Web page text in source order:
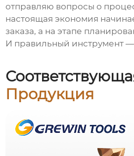
отправляю вопросы о
настоящая экономия
заказа, а на этапе
И правильный инструмент —
Продукция